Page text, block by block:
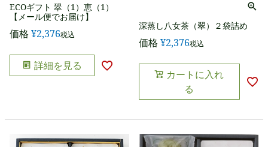
ECOギフト 翠（1）恵（1）
【メール便でお届け】
価格 ¥2,376税込
詳細を見る
深蒸し八女茶（翠）２袋詰め
価格 ¥2,376税込
カートに入れ
る